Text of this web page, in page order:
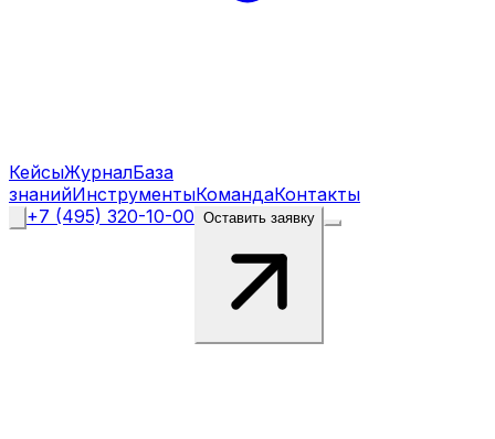
КейсыЖурналБаза
знанийИнструментыКомандаКонтакты
+7 (495) 320-10-00 Оставить заявку